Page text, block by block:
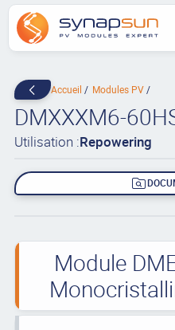
Accueil Modules PV
DMXXXM6-
Utilisation :Repowering
Module